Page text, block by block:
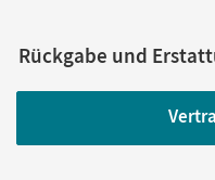
Rückgabe und